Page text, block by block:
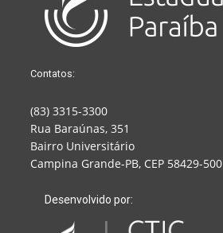
Contatos:
(83) 3315-3300
Rua Baraúnas, 351
Bairro Universitário
Campina Grande-PB, CEP 58429-500
Desenvolvido por: